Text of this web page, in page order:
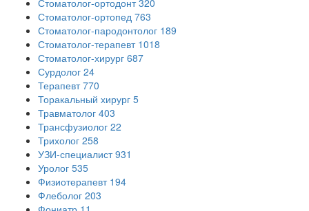
Стоматолог-ортодонт 320
Стоматолог-ортопед 763
Стоматолог-пародонтолог 189
Стоматолог-терапевт 1018
Стоматолог-хирург 687
Сурдолог 24
Терапевт 770
Торакальный хирург 5
Травматолог 403
Трансфузиолог 22
Трихолог 258
УЗИ-специалист 931
Уролог 535
Физиотерапевт 194
Флеболог 203